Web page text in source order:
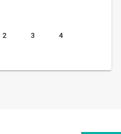
2 3 4